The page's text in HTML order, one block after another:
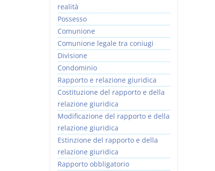
realità
Possesso
Comunione
Comunione legale tra coniugi
Divisione
Condominio
Rapporto e relazione giuridica
Costituzione del rapporto e della
relazione giuridica
Modificazione del rapporto e della
relazione giuridica
Estinzione del rapporto e della
relazione giuridica
Rapporto obbligatorio